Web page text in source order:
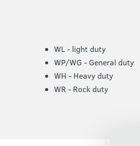
WL - light duty
WP/WG - General duty
WH - Heavy duty
WR - Rock duty